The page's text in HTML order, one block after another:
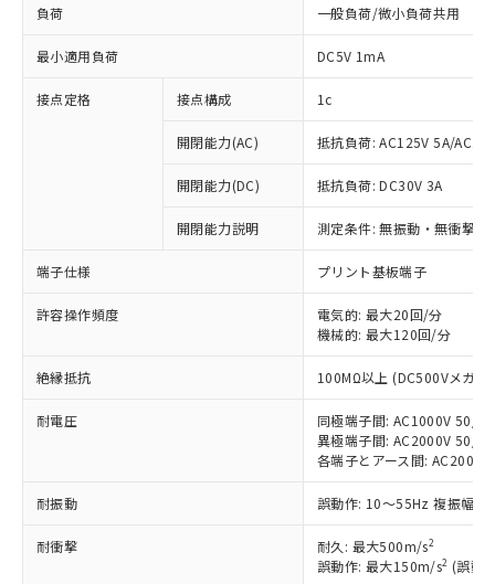
負荷 一般負荷/微小負荷共用
最小適用負荷 DC5V 1mA
接点定格 接点構成 1c
開閉能力(AC) 抵抗負荷: AC125V 5A/
開閉能力(DC) 抵抗負荷: DC30V 3A
開閉能力説明 測定条件: 無振動・無衝撃
端子仕様 プリント基板端子
許容操作頻度
電気的: 最大20回/分
機械的: 最大120回/分
絶縁抵抗 100MΩ以上 (DC500Vメガ)
耐電圧
同極端子間: AC1000V 50/
異極端子間: AC2000V 50/
各端子とアース間:
耐振動 誤動作: 10～55Hz 複振幅
耐衝撃 耐久: 最大500m/s2
誤動作: 最大150m/s2 (誤動
以下の条件をお読みいただき、同意のうえ
対応済み：EU RoHS指令（10物質）の
非含有に対応した製品が提供可能な商品で
対応予定：EU RoHS指令（10物質）の非含
有に対応した製品に切り替える予定のある
対応予定なし：EU RoHS指令（10物質）の
非含有に非対応の商品で、対応品を出す予